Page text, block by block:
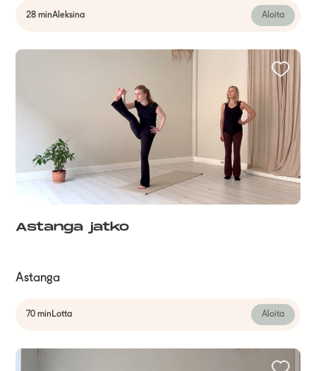
28 minAleksina Aloita
Astanga jatko
Astanga
70 min Lotta Aloita